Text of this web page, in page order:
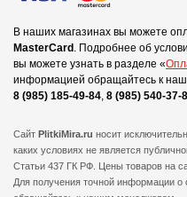
В наших магазинах вы можете
MasterCard . Подробнее об
вы можете узнать в разделе «
информацией обращайтесь к
8 (985) 185-49-84, 8 (985) 540-37-
Сайт PlitkiMira.ru носит
каких условиях не является
Статьи 437 ГК РФ. Цены товаров на
Для получения точной информации о